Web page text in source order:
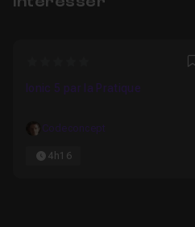
Ionic 5 par la Pratique
Codeconcept
4h16